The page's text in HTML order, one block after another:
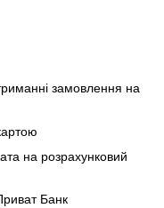
замовлення на
на розрахунковий
Банк